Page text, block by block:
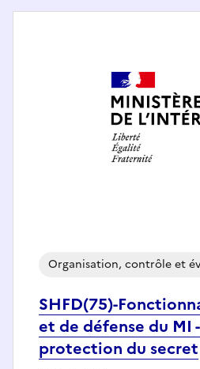
SHFD(75)-
et de défense du MI
protection du secret
Organisation, contrôle et